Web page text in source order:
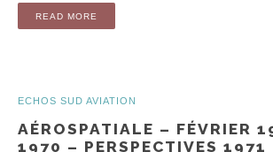
READ MORE
ECHOS SUD AVIATION
AÉROSPATIALE – FÉVRIER
1970 – PERSPECTIVES 1971